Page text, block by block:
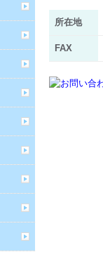
所在地
FAX